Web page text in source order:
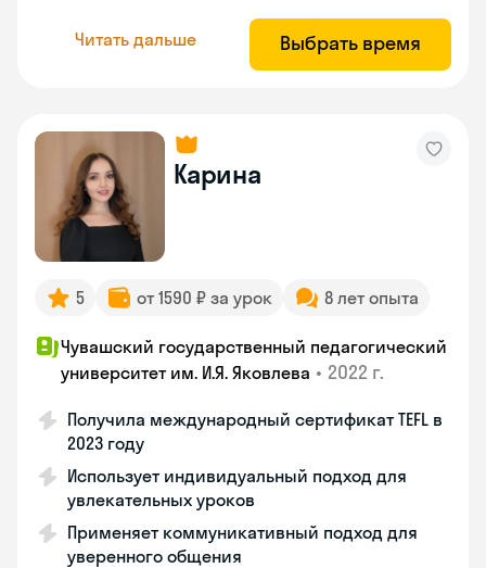
Читать дальше Выбрать время
Карина
5 от 1590 ₽ за урок 8 лет опыта
Чувашский государственный педагогический
университет им. И.Я. Яковлева • 2022 г.
Получила международный сертификат TEFL в
2023 году
Использует индивидуальный подход для
увлекательных уроков
Применяет коммуникативный подход для
уверенного общения